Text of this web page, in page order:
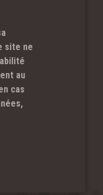
site ne
au
cas